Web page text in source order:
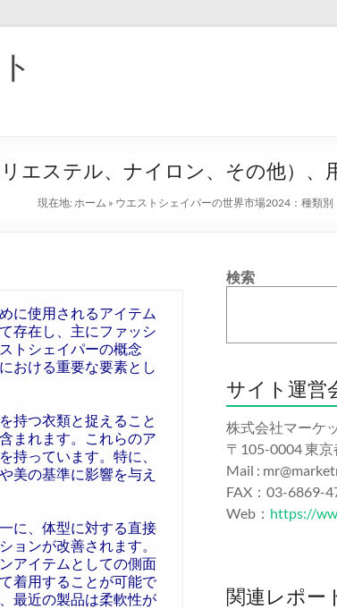
エステル、ナイロン、その他）、
現在地: ホーム » ウエストシェイパーの世界市場2024：種類
に使用されるアイテム
存在し、主にファッシ
トシェイパーの概念
おける重要な要素とし
持つ衣類と捉えること
まれます。これらのア
持っています。特に、
美の基準に影響を与え
に、体型に対する直接
ョンが改善されます。
アイテムとしての側面
着用することが可能で
最近の製品は柔軟性が
検索
サイト運営
株式会社マーケ
〒105-0004 東
Mail :
FAX：03-6869-
Web： https://
関連レポー